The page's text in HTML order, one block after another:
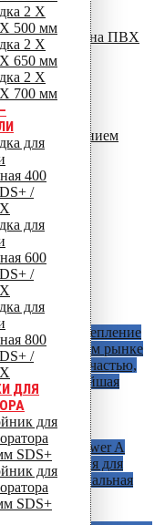
2 X
500 мм
2 X
650 мм
2 X
700 мм
для
400
/
для
600
/
для
800
/
ДЛЯ
для
SDS+
для
SDS+
элементов на ПВХ
серый
круглым сечением
сечением
Croco 512
Крепление
отечественном рынке
с распорной частью,
высочайшая
Croco 512
Power A
для
минимальная
- 600